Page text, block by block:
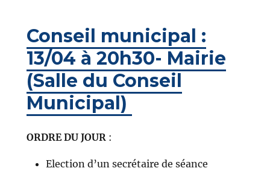
Conseil municipal :
13/04 à 20h30- Mairie
(Salle du Conseil
Municipal)
ORDRE DU JOUR:
Election d’un secrétaire de séance